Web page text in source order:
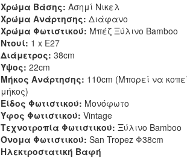
Χρώμα Βάσης: Ασημί Νικελ
Χρώμα Ανάρτησης: Διάφανο
Χρώμα Φωτιστικού: Μπέζ Ξύλινο Bamboo
Ντουί: 1 x E27
Διάμετρος: 38cm
Ύψος: 22cm
Μήκος Ανάρτησης: 110cm (Μπορεί να
μήκος)
Είδος Φωτιστικού: Μονόφωτο
Ύφος Φωτιστικού: Vintage
Τεχνοτροπία Φωτιστικού: Ξύλινο Bamboo
Όνομα Φωτιστικού: San Tropez Φ38cm
Ηλεκτροστατική Βαφή